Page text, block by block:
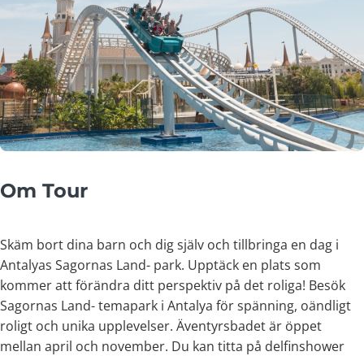
Om Tour
Skäm bort dina barn och dig själv och tillbringa en dag i
Antalyas Sagornas Land- park. Upptäck en plats som
kommer att förändra ditt perspektiv på det roliga! Besök
Sagornas Land- temapark i Antalya för spänning, oändligt
roligt och unika upplevelser. Äventyrsbadet är öppet
mellan april och november. Du kan titta på delfinshower